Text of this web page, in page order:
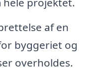
af en
byggeriet og
overholdes.